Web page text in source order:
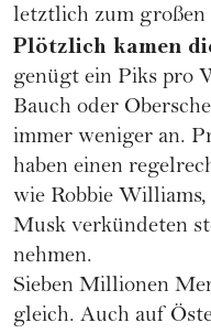
letztlich zum
Plötzlich kamen
genügt ein Piks pro
Bauch oder
immer weniger an.
haben einen
wie Robbie
Musk verkündeten
nehmen.
Sieben Millionen
gleich. Auch auf